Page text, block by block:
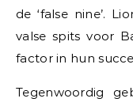
de ‘false nine’.
valse spits voor
factor in hun
Tegenwoordig